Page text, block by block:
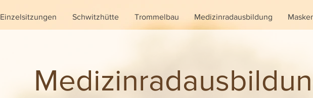
Einzelsitzungen Schwitzhütte Trommelbau Medizinradausbildung